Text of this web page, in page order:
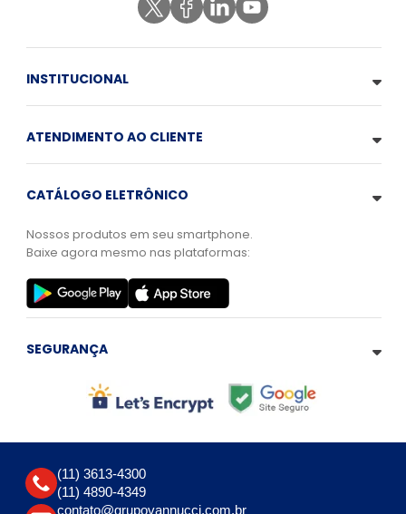
INSTITUCIONAL
ATENDIMENTO AO CLIENTE
CATÁLOGO ELETRÔNICO
Nossos produtos em seu smartphone.
Baixe agora mesmo nas plataformas:
SEGURANÇA
(11) 3613-4300
(11) 4890-4349
contato@grupovannucci.com.br